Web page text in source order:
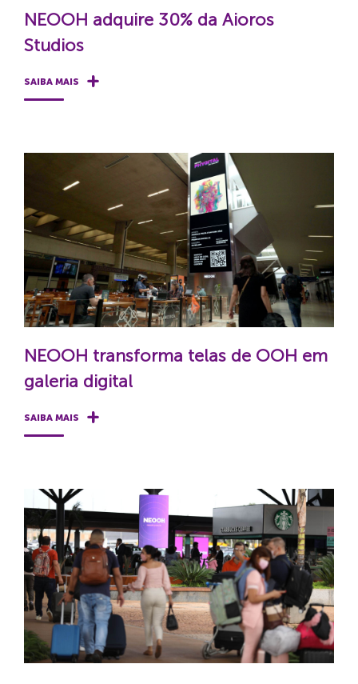
NEOOH adquire 30% da Aioros
Studios
SAIBA MAIS
NEOOH transforma telas de OOH em
galeria digital
SAIBA MAIS